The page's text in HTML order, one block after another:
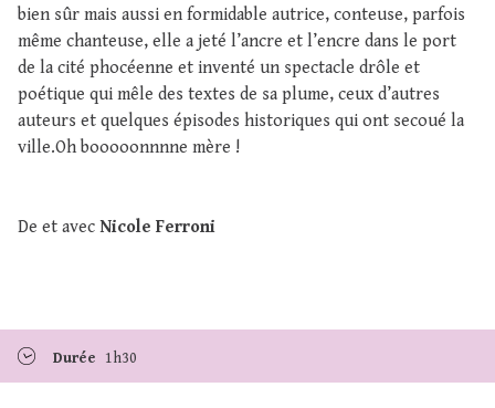
bien sûr mais aussi en formidable autrice, conteuse, parfois
même chanteuse, elle a jeté l’ancre et l’encre dans le port
de la cité phocéenne et inventé un spectacle drôle et
poétique qui mêle des textes de sa plume, ceux d’autres
auteurs et quelques épisodes historiques qui ont secoué la
ville.Oh booooonnnne mère !
De et avec Nicole Ferroni
Durée 1h30